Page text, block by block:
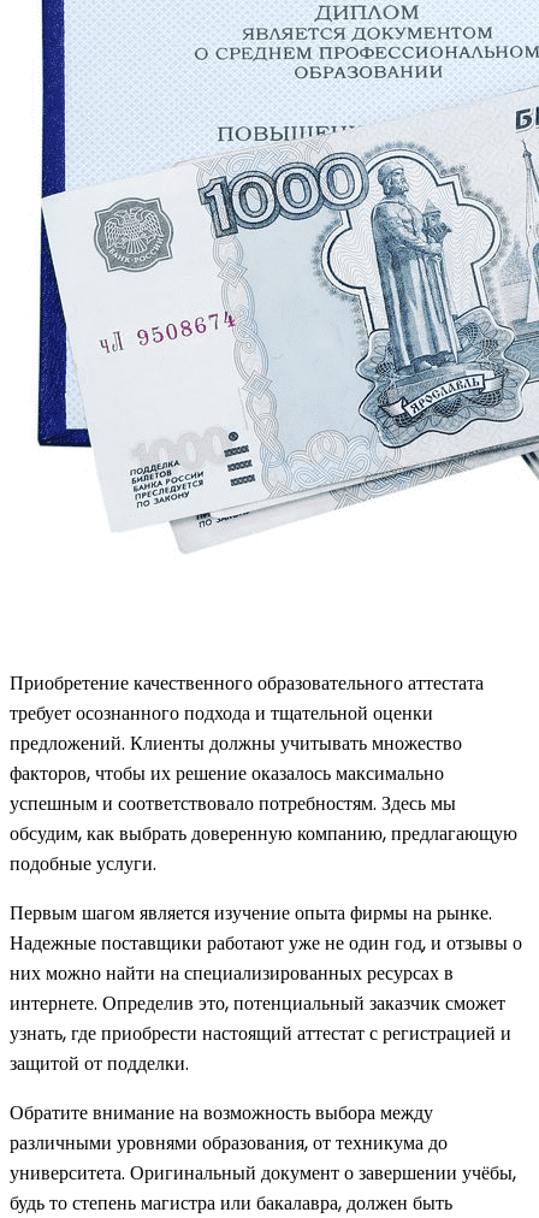
Приобретение качественного образовательного аттестата
требует осознанного подхода и тщательной оценки
предложений. Клиенты должны учитывать множество
факторов, чтобы их решение оказалось максимально
успешным и соответствовало потребностям. Здесь мы
обсудим, как выбрать доверенную компанию, предлагающую
подобные услуги.
Первым шагом является изучение опыта фирмы на рынке.
Надежные поставщики работают уже не один год, и отзывы о
них можно найти на специализированных ресурсах в
интернете. Определив это, потенциальный заказчик сможет
узнать, где приобрести настоящий аттестат с регистрацией и
защитой от подделки.
Обратите внимание на возможность выбора между
различными уровнями образования, от техникума до
университета. Оригинальный документ о завершении учёбы,
будь то степень магистра или бакалавра, должен быть